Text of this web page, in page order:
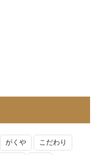
がくや こだわり